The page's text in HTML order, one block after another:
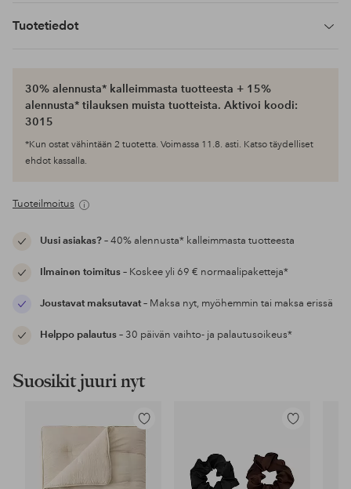
Tuotetiedot
30% alennusta* kalleimmasta tuotteesta + 15%
alennusta* tilauksen muista tuotteista. Aktivoi koodi:
3015
*Kun ostat vähintään 2 tuotetta. Voimassa 11.8. asti. Katso täydelliset
ehdot kassalla.
Tuoteilmoitus
Uusi asiakas?– 40% alennusta* kalleimmasta tuotteesta
Ilmainen toimitus– Koskee yli 69 € normaalipaketteja*
Joustavat maksutavat– Maksa nyt, myöhemmin tai maksa erissä
Helppo palautus– 30 päivän vaihto- ja palautusoikeus*
Suosikit juuri nyt
Lisää
Lisää